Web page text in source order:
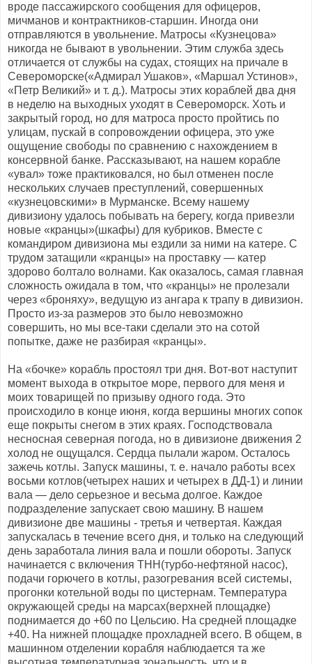
вроде пассажирского сообщения для офицеров,
мичманов и контрактников-старшин. Иногда они
отправляются в увольнение. Матросы «Кузнецова»
никогда не бывают в увольнении. Этим служба здесь
отличается от службы на судах, стоящих на причале в
Североморске(«Адмирал Ушаков», «Маршал Устинов»,
«Петр Великий» и т. д.). Матросы этих кораблей два дня
в неделю на выходных уходят в Североморск. Хоть и
закрытый город, но для матроса просто пройтись по
улицам, пускай в сопровождении офицера, это уже
ощущение свободы по сравнению с нахождением в
консервной банке. Рассказывают, на нашем корабле
«увал» тоже практиковался, но был отменен после
нескольких случаев преступлений, совершенных
«кузнецовскими» в Мурманске. Всему нашему
дивизиону удалось побывать на берегу, когда привезли
новые «кранцы»(шкафы) для кубриков. Вместе с
командиром дивизиона мы ездили за ними на катере. С
трудом затащили «кранцы» на проставку — катер
здорово болтало волнами. Как оказалось, самая главная
сложность ожидала в том, что «кранцы» не пролезали
через «броняху», ведущую из ангара к трапу в дивизион.
Просто из-за размеров это было невозможно
совершить, но мы все-таки сделали это на сотой
попытке, даже не разбирая «кранцы».
На «бочке» корабль простоял три дня. Вот-вот наступит
момент выхода в открытое море, первого для меня и
моих товарищей по призыву одного года. Это
происходило в конце июня, когда вершины многих сопок
еще покрыты снегом в этих краях. Господствовала
несносная северная погода, но в дивизионе движения 2
холод не ощущался. Сердца пылали жаром. Осталось
зажечь котлы. Запуск машины, т. е. начало работы всех
восьми котлов(четырех наших и четырех в ДД-1) и линии
вала — дело серьезное и весьма долгое. Каждое
подразделение запускает свою машину. В нашем
дивизионе две машины - третья и четвертая. Каждая
запускалась в течение всего дня, и только на следующий
день заработала линия вала и пошли обороты. Запуск
начинается с включения ТНН(турбо-нефтяной насос),
подачи горючего в котлы, разогревания всей системы,
прогонки котельной воды по цистернам. Температура
окружающей среды на марсах(верхней площадке)
поднимается до +60 по Цельсию. На средней площадке
+40. На нижней площадке прохладней всего. В общем, в
машинном отделении корабля наблюдается та же